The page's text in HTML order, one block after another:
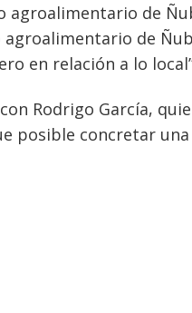
agroalimentario de
de
en relación a lo
Rodrigo García,
posible concretar